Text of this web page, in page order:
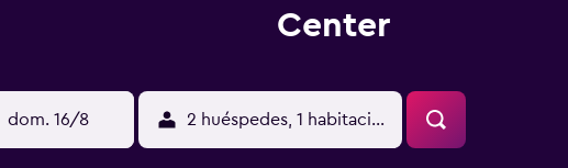
Center
dom. 16/8 2 huéspedes, 1 habitación